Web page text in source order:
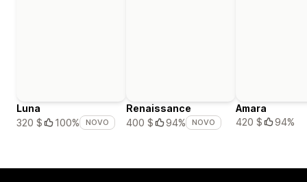
Luna
320 $
100% NOVO
Renaissance
400 $
94% NOVO
Amara
420 $
94%